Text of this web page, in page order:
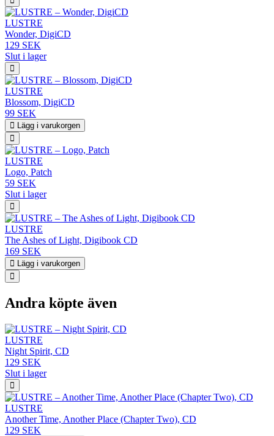
LUSTRE
Wonder, DigiCD
129 SEK
Slut i lager
LUSTRE
Blossom, DigiCD
99 SEK
Lägg i varukorgen
LUSTRE
Logo, Patch
59 SEK
Slut i lager
LUSTRE
The Ashes of Light, Digibook CD
169 SEK
Lägg i varukorgen
Andra köpte även
LUSTRE
Night Spirit, CD
129 SEK
Slut i lager
LUSTRE
Another Time, Another Place (Chapter Two), CD
129 SEK